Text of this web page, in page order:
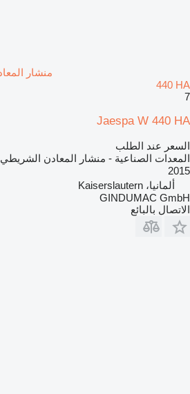
440 HA
7
Jaespa W 440 HA
السعر عند الطلب
المعدات الصناعية - منشار المعادن الشريطي
2015
ألمانيا، Kaiserslautern
GINDUMAC GmbH
الاتصال بالبائع